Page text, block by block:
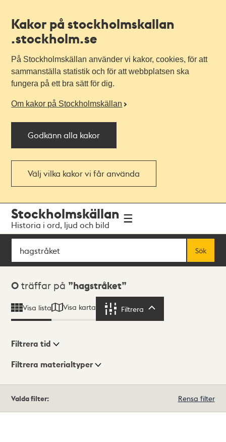
Kakor på stockholmskallan
.stockholm.se
På Stockholmskällan använder vi kakor, cookies, för att
sammanställa statistik och för att webbplatsen ska
fungera på ett bra sätt för dig.
Om kakor på Stockholmskällan
Godkänn alla kakor
Välj vilka kakor vi får använda
navigationen
huvudinnehållet
Stockholmskällan
Historia i ord, ljud och bild
Sök
Sök
Sökresultat
0 träffar på hagstråket
Visa lista Visa karta Filtrera
Visningsläge
Filtrera tid
Filtrera materialtyper
träffar
Valda filter: Rensa filter